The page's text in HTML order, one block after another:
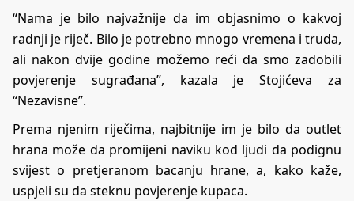
“Nama je bilo najvažnije da im objasnimo o kakvoj
radnji je riječ. Bilo je potrebno mnogo vremena i truda,
ali nakon dvije godine možemo reći da smo zadobili
povjerenje sugrađana”, kazala je Stojićeva za
“Nezavisne”.
Prema njenim riječima, najbitnije im je bilo da outlet
hrana može da promijeni naviku kod ljudi da podignu
svijest o pretjeranom bacanju hrane, a, kako kaže,
uspjeli su da steknu povjerenje kupaca.